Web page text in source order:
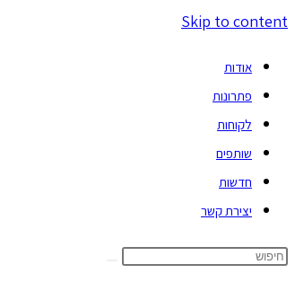
Skip to content
אודות
פתרונות
לקוחות
שותפים
חדשות
יצירת קשר